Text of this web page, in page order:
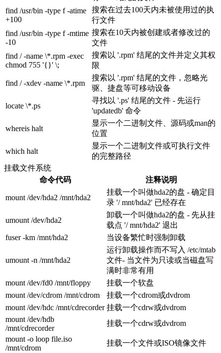
find /usr/bin -type f -atime
+100
搜索在过去100天内未被使用过的执
行文件
find /usr/bin -type f -mtime
-10
搜索在10天内被创建或者修改过的
文件
find / -name \*.rpm -exec
chmod 755 '{}' \;
搜索以 '.rpm' 结尾的文件并定义其权
限
find / -xdev -name \*.rpm
搜索以 '.rpm' 结尾的文件，忽略光
驱、捷盘等可移动设备
locate \*.ps
寻找以 '.ps' 结尾的文件 - 先运行
'updatedb' 命令
whereis halt
显示一个二进制文件、源码或man的
位置
which halt
显示一个二进制文件或可执行文件
的完整路径
挂载文件系统
命令代码
注释说明
mount /dev/hda2 /mnt/hda2
挂载一个叫做hda2的盘 - 确定目
录 '/ mnt/hda2' 已经存在
umount /dev/hda2
卸载一个叫做hda2的盘 - 先从挂
载点 '/ mnt/hda2' 退出
fuser -km /mnt/hda2
当设备繁忙时强制卸载
umount -n /mnt/hda2
运行卸载操作而不写入 /etc/mtab
文件- 当文件为只读或当磁盘写
满时非常有用
mount /dev/fd0 /mnt/floppy
挂载一个软盘
mount /dev/cdrom /mnt/cdrom
挂载一个cdrom或dvdrom
mount /dev/hdc /mnt/cdrecorder 挂载一个cdrw或dvdrom
mount /dev/hdb
/mnt/cdrecorder
挂载一个cdrw或dvdrom
mount -o loop file.iso
/mnt/cdrom
挂载一个文件或ISO镜像文件